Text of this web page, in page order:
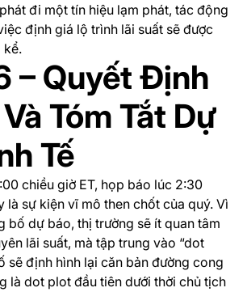
đi một tín hiệu lạm phát, tác động
định giá lộ trình lãi suất sẽ được
kể.
– Quyết Định
Tóm Tắt Dự
Tế
chiều giờ ET, họp báo lúc 2:30
là sự kiện vĩ mô then chốt của quý. Vì
bố dự báo, thị trường sẽ ít quan tâm
lãi suất, mà tập trung vào “dot
sẽ định hình lại căn bản đường cong
là dot plot đầu tiên dưới thời chủ tịch